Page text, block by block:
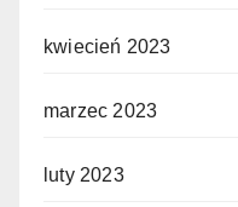
kwiecień 2023
marzec 2023
luty 2023